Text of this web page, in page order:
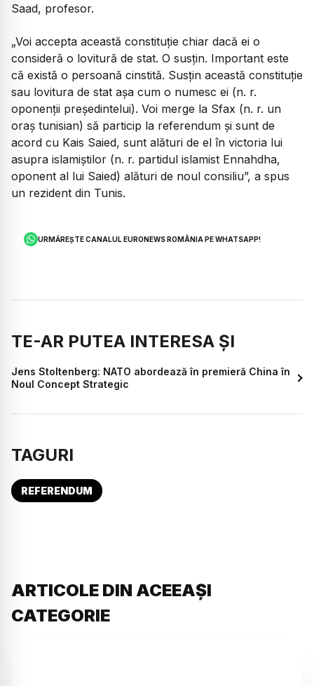
Saad, profesor.
„Voi accepta această constituție chiar dacă ei o
consideră o lovitură de stat. O susțin. Important este
că există o persoană cinstită. Susțin această constituție
sau lovitura de stat așa cum o numesc ei (n. r.
oponenții președintelui). Voi merge la Sfax (n. r. un
oraș tunisian) să particip la referendum și sunt de
acord cu Kais Saied, sunt alături de el în victoria lui
asupra islamiștilor (n. r. partidul islamist Ennahdha,
oponent al lui Saied) alături de noul consiliu”, a spus
un rezident din Tunis.
URMĂREȘTE CANALUL EURONEWS ROMÂNIA PE WHATSAPP!
TE-AR PUTEA INTERESA ȘI
Jens Stoltenberg: NATO abordează în premieră China în
Noul Concept Strategic
TAGURI
REFERENDUM
ARTICOLE DIN ACEEAȘI
CATEGORIE